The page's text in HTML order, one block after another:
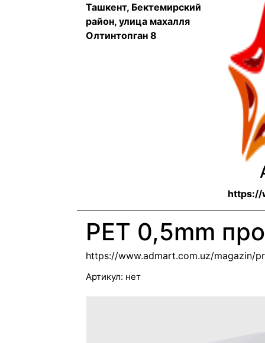
Ташкент, Бектемирский
район, улица махалля
Олтинтопган 8
https://
PET 0,5mm
https://www.admart.com.uz/magazin/
Артикул: нет